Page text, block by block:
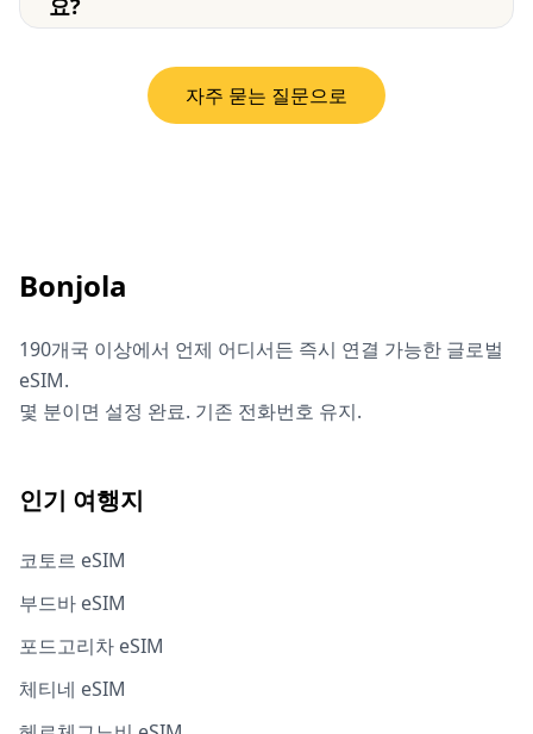
요?
자주 묻는 질문으로
Bonjola
190개국 이상에서 언제 어디서든 즉시 연결 가능한 글로벌
eSIM.
몇 분이면 설정 완료. 기존 전화번호 유지.
인기 여행지
코토르 eSIM
부드바 eSIM
포드고리차 eSIM
체티네 eSIM